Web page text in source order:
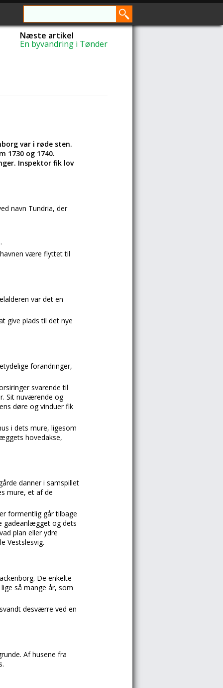
Næste artikel
En byvandring i Tønder
var i røde sten.
1730 og 1740.
Inspektor fik lov
navn Tundria, der
være flyttet til
var det en
give plads til det nye
forandringer,
svarende til
Sit nuværende og
døre og vinduer fik
i dets mure, ligesom
hovedakse,
danner i samspillet
mure, et af de
formentlig går tilbage
gadeanlægget og dets
plan eller ydre
Vestslesvig.
De enkelte
så mange år, som
desværre ved en
Af husene fra